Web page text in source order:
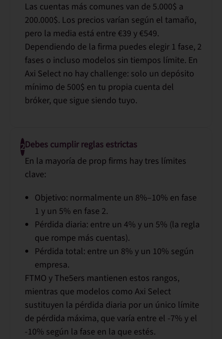
Las cuentas más comunes van de 5.000$ a
200.000$. Los precios varían según el tamaño,
pero la media está entre €39 y €549.
Dependiendo de la firma puedes elegir 1 fase, 2
fases o incluso modelos sin tiempos límite. En
Axi Select no hay challenge: solo un depósito
mínimo de 500$ en tu propia cuenta del
bróker, que sigue siendo tuyo.
2Debes cumplir reglas estrictas
En la mayoría de prop firms hay tres límites
clave:
Objetivo: normalmente un 8%–10% en fase
1 y un 5% en fase 2.
Pérdida diaria: entre un 4% y un 5% (la regla
que rompe más cuentas).
Pérdida total: entre un 8% y un 10% según
empresa.
FTMO y The5ers mantienen estos rangos,
mientras que modelos como Axi Select
sustituyen la pérdida diaria por un único límite
de pérdida máxima, que varía entre el -7% y el
-10% según la fase en la que estés.